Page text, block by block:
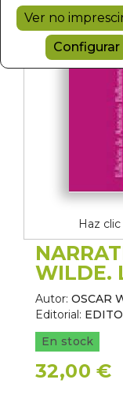
Ver no
Configurar
Haz
WILDE.
Autor: OSCAR
Editorial:
En stock
32,00 €